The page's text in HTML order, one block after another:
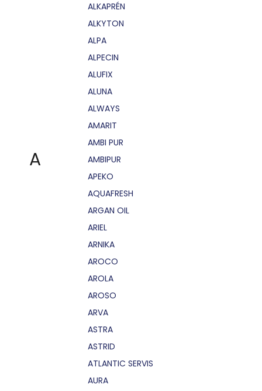
A
ALKAPRÉN
ALKYTON
ALPA
ALPECIN
ALUFIX
ALUNA
ALWAYS
AMARIT
AMBI PUR
AMBIPUR
APEKO
AQUAFRESH
ARGAN OIL
ARIEL
ARNIKA
AROCO
AROLA
AROSO
ARVA
ASTRA
ASTRID
ATLANTIC SERVIS
AURA